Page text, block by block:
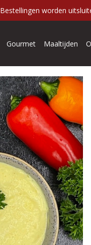
Bestellingen worden
Gourmet Maaltijden